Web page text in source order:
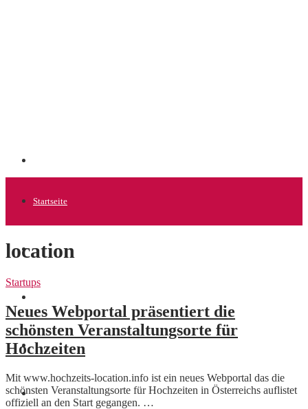
Startseite
Allgemein
News
Finanzen
location
Startups
Neues Webportal präsentiert die
schönsten Veranstaltungsorte für
Hochzeiten
Mit www.hochzeits-location.info ist ein neues Webportal das die
schönsten Veranstaltungsorte für Hochzeiten in Österreichs auflistet
offiziell an den Start gegangen. …